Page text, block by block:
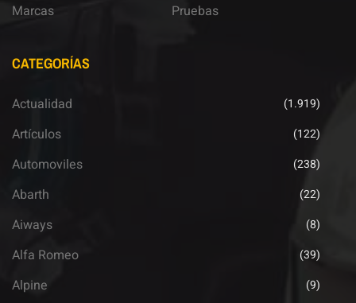
Marcas
Pruebas
CATEGORÍAS
Actualidad (1.919)
Artículos (122)
Automoviles (238)
Abarth (22)
Aiways (8)
Alfa Romeo (39)
Alpine (9)